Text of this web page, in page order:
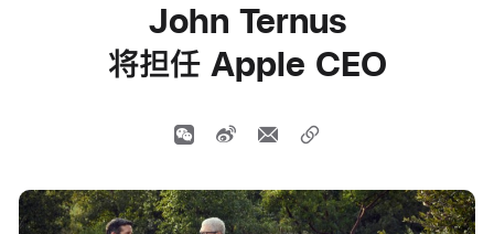
John Ternus
将担任 Apple CEO